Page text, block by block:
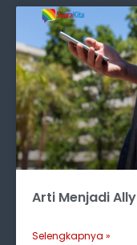
Arti Menjadi Ally
Selengkapnya »